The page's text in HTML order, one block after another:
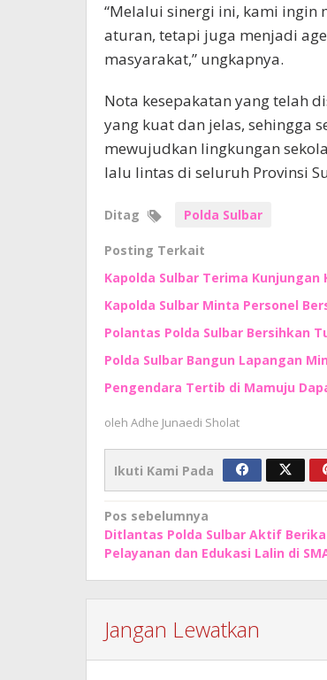
“Melalui sinergi ini, kami ingin
aturan, tetapi juga menjadi
masyarakat,” ungkapnya.
Nota kesepakatan yang telah
yang kuat dan jelas, sehingga
mewujudkan lingkungan
lalu lintas di seluruh Provinsi
Ditag Polda Sulbar
Posting Terkait
Kapolda Sulbar Terima
Kapolda Sulbar Minta Personel
Polantas Polda Sulbar Bersihkan
Polda Sulbar Bangun Lapangan
Pengendara Tertib di Mamuju
oleh Adhe Junaedi Sholat
Ikuti Kami Pada
Navigasi
pos
Pos sebelumnya
Ditlantas Polda Sulbar Aktif
Pelayanan dan Edukasi Lalin di
Jangan Lewatkan